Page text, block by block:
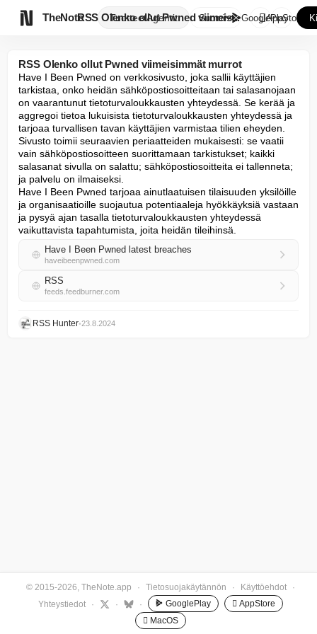
TheNote TuotteetAgentit
RSS Olenko ollut Pwned viimeis...
Suomi GooglePlay
AppStore
RSS Olenko ollut Pwned viimeisimmät murrot
Have I Been Pwned on verkkosivusto, joka sallii käyttäjien
tarkistaa, onko heidän sähköpostiosoitteitaan tai salasanojaan
on vaarantunut tietoturvaloukkausten yhteydessä. Se kerää ja
aggregoi tietoa lukuisista tietoturvaloukkausten yhteydessä ja
tarjoaa turvallisen tavan käyttäjien varmistaa tilien eheyden.
Sivusto toimii seuraavien periaatteiden mukaisesti: se vaatii
vain sähköpostiosoitteen suorittamaan tarkistukset; kaikki
salasanat sivulla on salattu; sähköpostiosoitteita ei tallenneta;
ja palvelu on ilmaiseksi.
Have I Been Pwned tarjoaa ainutlaatuisen tilaisuuden yksilöille
ja organisaatioille suojautua potentiaaleja hyökkäyksiä vastaan
ja pysyä ajan tasalla tietoturvaloukkausten yhteydessä
vaikuttavista tapahtumista, joita heidän tileihinsä.
Have I Been Pwned latest breaches
haveibeenpwned.com
RSS
feeds.feedburner.com
RSS Hunter•23.8.2024
© 2015-2026, TheNote.app · Tietosuojakäytännön · Käyttöehdot
·
Yhteystiedot
· · · GooglePlay
 AppStore
 MacOS